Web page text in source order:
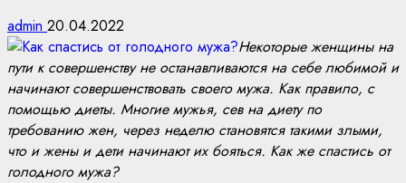
admin 20.04.2022
Некоторые женщины на
пути к совершенству не останавливаются на себе любимой и
начинают совершенствовать своего мужа. Как правило, с
помощью диеты. Многие мужья, сев на диету по
требованию жен, через неделю становятся такими злыми,
что и жены и дети начинают их бояться. Как же спастись от
голодного мужа?